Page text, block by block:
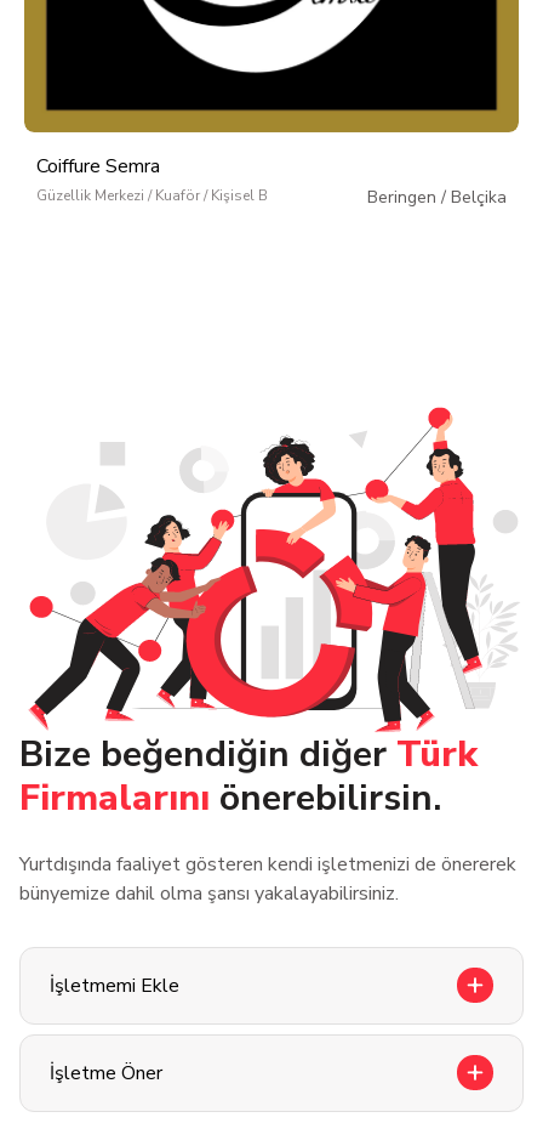
Coiffure Semra
Güzellik Merkezi / Kuaför / Kişisel Bakım Beringen / Belçika
Bize beğendiğin diğer Türk
Firmalarını önerebilirsin.
Yurtdışında faaliyet gösteren kendi işletmenizi de önererek
bünyemize dahil olma şansı yakalayabilirsiniz.
İşletmemi Ekle
İşletme Öner